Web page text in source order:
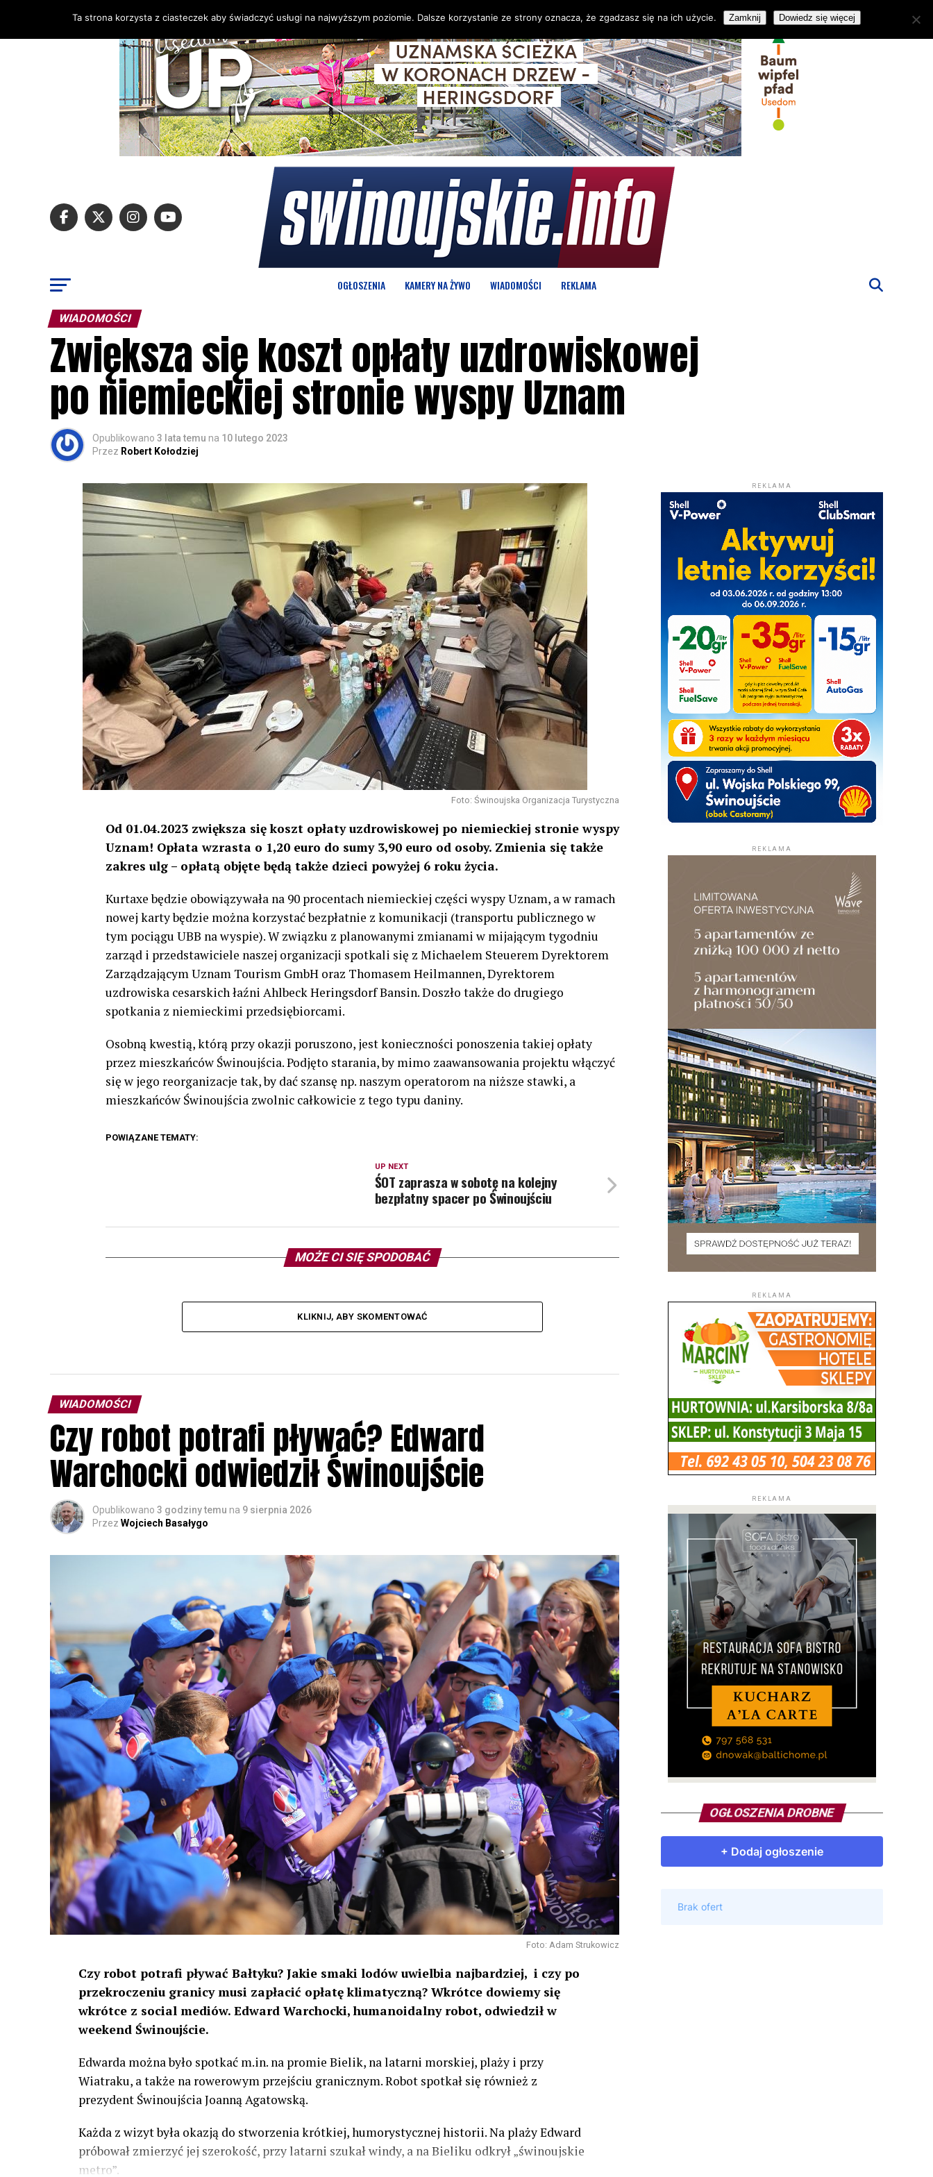
OGŁOSZENIA KAMERY NA ŻYWO WIADOMOŚCI REKLAMA
WIADOMOŚCI
Zwiększa się koszt opłaty uzdrowiskowej
po niemieckiej stronie wyspy Uznam
Opublikowano 3 lata temu na 10 lutego 2023
Przez Robert Kołodziej
Foto: Świnoujska Organizacja Turystyczna
Od 01.04.2023 zwiększa się koszt opłaty uzdrowiskowej po niemieckiej stronie wyspy
Uznam! Opłata wzrasta o 1,20 euro do sumy 3,90 euro od osoby. Zmienia się także
zakres ulg – opłatą objęte będą także dzieci powyżej 6 roku życia.
Kurtaxe będzie obowiązywała na 90 procentach niemieckiej części wyspy Uznam, a w ramach
nowej karty będzie można korzystać bezpłatnie z komunikacji (transportu publicznego w
tym pociągu UBB na wyspie). W związku z planowanymi zmianami w mijającym tygodniu
zarząd i przedstawiciele naszej organizacji spotkali się z Michaelem Steuerem Dyrektorem
Zarządzającym Uznam Tourism GmbH oraz Thomasem Heilmannen, Dyrektorem
uzdrowiska cesarskich łaźni Ahlbeck Heringsdorf Bansin. Doszło także do drugiego
spotkania z niemieckimi przedsiębiorcami.
Osobną kwestią, którą przy okazji poruszono, jest konieczności ponoszenia takiej opłaty
przez mieszkańców Świnoujścia. Podjęto starania, by mimo zaawansowania projektu włączyć
się w jego reorganizacje tak, by dać szansę np. naszym operatorom na niższe stawki, a
mieszkańców Świnoujścia zwolnic całkowicie z tego typu daniny.
POWIĄZANE TEMATY:
UP NEXT
ŚOT zaprasza w sobotę na kolejny
bezpłatny spacer po Świnoujściu
MOŻE CI SIĘ SPODOBAĆ
KLIKNIJ, ABY SKOMENTOWAĆ
WIADOMOŚCI
Czy robot potrafi pływać? Edward
Warchocki odwiedził Świnoujście
Opublikowano 3 godziny temu na 9 sierpnia 2026
Przez Wojciech Basałygo
Foto: Adam Strukowicz
Czy robot potrafi pływać Bałtyku? Jakie smaki lodów uwielbia najbardziej, i czy po
przekroczeniu granicy musi zapłacić opłatę klimatyczną? Wkrótce dowiemy się
wkrótce z social mediów. Edward Warchocki, humanoidalny robot, odwiedził w
weekend Świnoujście.
Edwarda można było spotkać m.in. na promie Bielik, na latarni morskiej, plaży i przy
Wiatraku, a także na rowerowym przejściu granicznym. Robot spotkał się również z
prezydent Świnoujścia Joanną Agatowską.
Każda z wizyt była okazją do stworzenia krótkiej, humorystycznej historii. Na plaży Edward
próbował zmierzyć jej szerokość, przy latarni szukał windy, a na Bieliku odkrył „świnoujskie
metro”.
REKLAMA
REKLAMA
REKLAMA
REKLAMA
OGŁOSZENIA DROBNE
Ta strona korzysta z ciasteczek aby świadczyć usługi na najwyższym poziomie. Dalsze korzystanie ze strony oznacza, że zgadzasz się na ich użycie. Zamknij Dowiedz się więcej